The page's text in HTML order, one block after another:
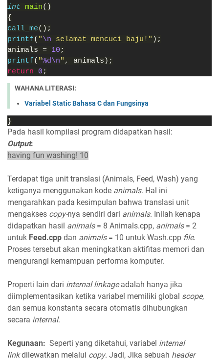
int main()
{
call_me();
printf( "\n selamat mencuci baju!" );
animals = 10 ;
printf( "%d\n" , animals);
return 0 ;
WAHANA LITERASI:
Variabel Static Bahasa C dan Fungsinya
}
Pada hasil kompilasi program didapatkan hasil:
Output:
having fun washing! 10
Terdapat tiga unit translasi (Animals, Feed, Wash) yang
ketiganya menggunakan kode animals. Hal ini
mengarahkan pada kesimpulan bahwa translasi unit
mengakses copy-nya sendiri dari animals. Inilah kenapa
didapatkan hasil animals= 8 Animals.cpp, animals= 2
untuk Feed.cpp dan animals= 10 untuk Wash.cpp file.
Proses tersebut akan meningkatkan aktifitas memori dan
mengurangi kemampuan performa komputer.
Properti lain dari internal linkageadalah hanya jika
diimplementasikan ketika variabel memiliki global scope,
dan semua konstanta secara otomatis dihubungkan
secara internal.
Kegunaan: Seperti yang diketahui, variabel internal
linkdilewatkan melalui copy. Jadi, Jika sebuah header